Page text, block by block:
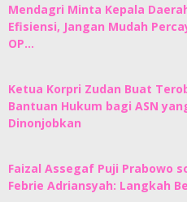
Mendagri Minta Kepala
Efisiensi, Jangan Mudah
OP…
Ketua Korpri Zudan Buat
Bantuan Hukum bagi ASN
Dinonjobkan
Faizal Assegaf Puji Prabowo
Febrie Adriansyah: Langkah